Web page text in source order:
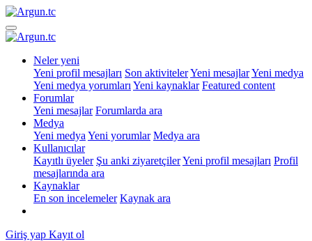
Neler yeni
Yeni profil mesajları Son aktivitelerYeni mesajlarYeni medya
Yeni medya yorumları Yeni kaynaklar Featured content
Forumlar
Yeni mesajlar Forumlarda ara
Medya
Yeni medya Yeni yorumlar Medya ara
Kullanıcılar
Kayıtlı üyeler Şu anki ziyaretçilerYeni profil mesajları Profil
mesajlarında ara
Kaynaklar
En son incelemeler Kaynak ara
Giriş yap Kayıt ol